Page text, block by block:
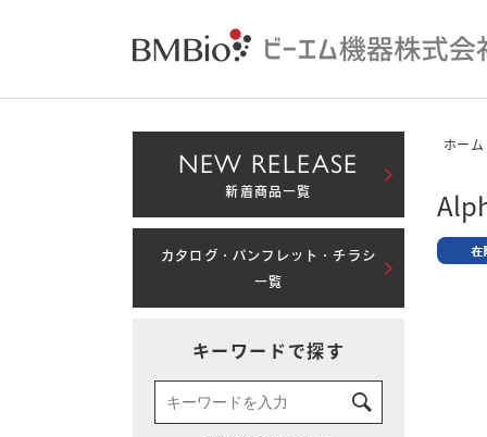
ホーム
NEW RELEASE
新着商品一覧
カタログ・パンフレット・チラシ
一覧
キーワードで探す